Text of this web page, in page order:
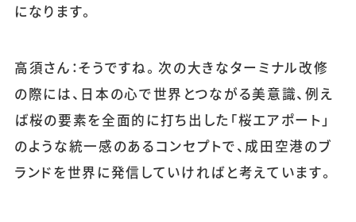
になります。
高須さん：そうですね。次の大きなターミナル改修
の際には、日本の心で世界とつながる美意識、例え
ば桜の要素を全面的に打ち出した「桜エアポート」
のような統一感のあるコンセプトで、成田空港のブ
ランドを世界に発信していければと考えています。